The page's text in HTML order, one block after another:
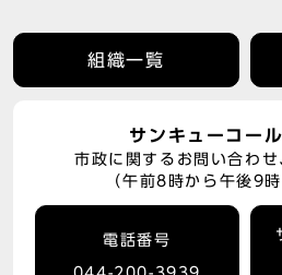
組織一覧
サンキューコー
市政に関するお問い合わ
（午前8時から午後9
電話番号